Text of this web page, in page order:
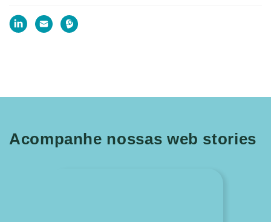
Acompanhe nossas web stories